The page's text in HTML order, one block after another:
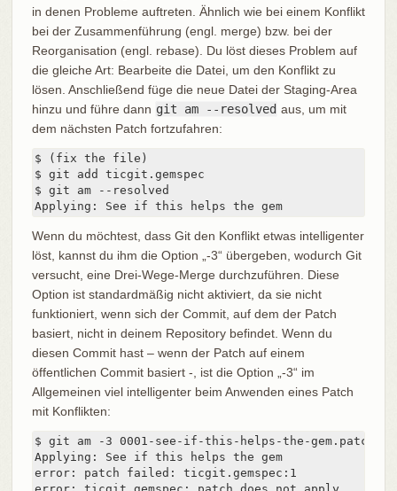
in denen Probleme auftreten. Ähnlich wie bei einem Konflikt
bei der Zusammenführung (engl. merge) bzw. bei der
Reorganisation (engl. rebase). Du löst dieses Problem auf
die gleiche Art: Bearbeite die Datei, um den Konflikt zu
lösen. Anschließend füge die neue Datei der Staging-Area
hinzu und führe dann git am --resolved aus, um mit
dem nächsten Patch fortzufahren:
$ (fix the file)
$ git add ticgit.gemspec
$ git am --resolved
Applying: See if this helps the gem
Wenn du möchtest, dass Git den Konflikt etwas intelligenter
löst, kannst du ihm die Option „-3“ übergeben, wodurch Git
versucht, eine Drei-Wege-Merge durchzuführen. Diese
Option ist standardmäßig nicht aktiviert, da sie nicht
funktioniert, wenn sich der Commit, auf dem der Patch
basiert, nicht in deinem Repository befindet. Wenn du
diesen Commit hast – wenn der Patch auf einem
öffentlichen Commit basiert -, ist die Option „-3“ im
Allgemeinen viel intelligenter beim Anwenden eines Patch
mit Konflikten:
$ git am -3 0001-see-if-this-helps-the-gem.patch
Applying: See if this helps the gem
error: patch failed: ticgit.gemspec:1